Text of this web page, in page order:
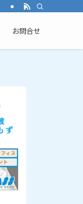
お問合せ